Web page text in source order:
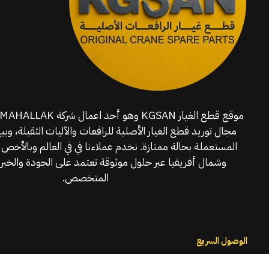
مجال توريد قطع الغيار الأصلية للرافعات والآليات الثقيلة،
المستعملة بحالة ممتازة. نخدم عملاءنا في في العالم
وشمال أفريقيا عبر حلول موثوقة تعتمد على الجودة
المتخصص.
الوصول السريع